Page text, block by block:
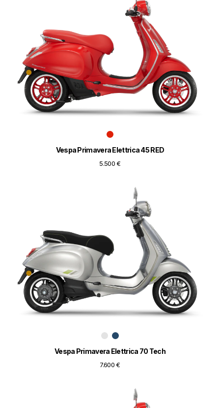
Vespa Primavera Elettrica 45 RED
5.500 €
Vespa Primavera Elettrica 70 Tech
7.600 €